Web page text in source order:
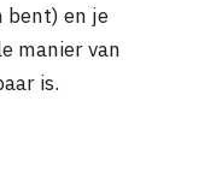
bent) en je
manier van
is.